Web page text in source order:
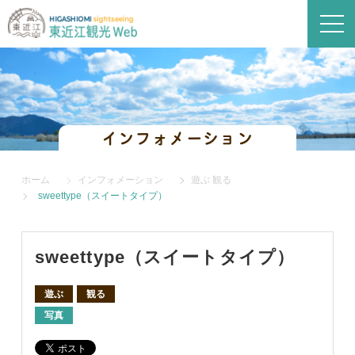
インフォメーション
ホーム インフォメーション 遊ぶ 観る
sweettype（スイートタイプ）
sweettype（スイートタイプ）
遊ぶ
観る
写真